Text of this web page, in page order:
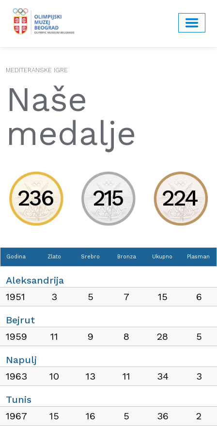
MEDITERANSKE IGRE
Naše
medalje
236 215 224
Godina Zlato Srebro Bronza Ukupno Plasman
Aleksandrija
1951
3 5 7 15
6
Bejrut
1959
11 9 8 28
5
Napulj
1963
10 13 11 34
3
Tunis
1967
15 16 5 36
2